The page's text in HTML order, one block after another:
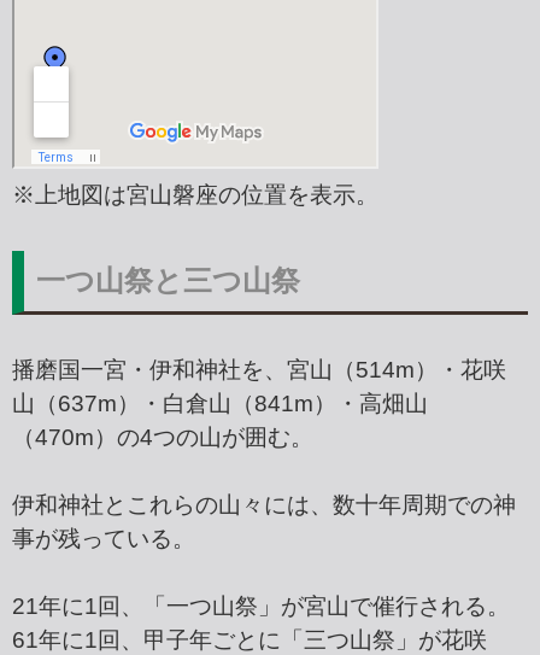
※上地図は宮山磐座の位置を表示。
一つ山祭と三つ山祭
播磨国一宮・伊和神社を、宮山（514m）・花咲
山（637m）・白倉山（841m）・高畑山
（470m）の4つの山が囲む。
伊和神社とこれらの山々には、数十年周期での神
事が残っている。
21年に1回、「一つ山祭」が宮山で催行される。
61年に1回、甲子年ごとに「三つ山祭」が花咲